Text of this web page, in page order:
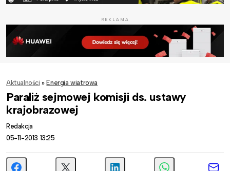
REKLAMA
Aktualności » Energia wiatrowa
Paraliż sejmowej komisji ds. ustawy
krajobrazowej
Redakcja
05-11-2013 13:25